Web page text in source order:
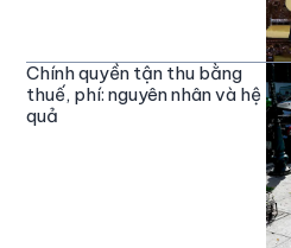
Chính quyền tận thu bằng
thuế, phí: nguyên nhân và hệ
quả